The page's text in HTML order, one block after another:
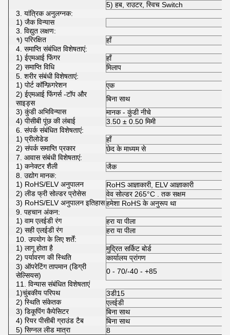
5) हब, राउटर, स्विच Switch
3. यांत्रिक अनुलग्नक:
1) जैक विन्यास
3. विद्युत लक्षण:
१) परिरक्षित
हाँ
4. समाप्ति संबंधित विशेषताएं:
1) ईएमआई फिंगर
हाँ
2) समाप्ति विधि
मिलाप
5. शरीर संबंधी विशेषताएं:
1) पोर्ट कॉन्फ़िगरेशन
एक
2) ईएमआई फिंगर्स -टॉप और
साइड्स
बिना साथ
3) कुंडी अभिविन्यास
मानक - कुंडी नीचे
4) पीसीबी पूंछ की लंबाई
3.50 ± 0.50 मिमी
6. संपर्क संबंधित विशेषताएं:
1) प्रीलोडेड
हाँ
2) संपर्क समाप्ति प्रकार
छेद के माध्यम से
7. आवास संबंधी विशेषताएं:
1) कनेक्टर शैली
जैक
8. उद्योग मानक:
1) RoHS/ELV अनुपालन
RoHS आज्ञाकारी, ELV आज्ञाकारी
2) लीड फ्री सोल्डर प्रोसेस
वेव सोल्डर 265°C . तक सक्षम
3) RoHS/ELV अनुपालन इतिहासहमेशा RoHS के अनुरूप था
9. पहचान अंकन:
1) वाम एलईडी रंग
हरा या पीला
2) सही एलईडी रंग
हरा या पीला
10. उपयोग के लिए शर्तें:
1) लागू होता है
मुद्रित सर्किट बोर्ड
2) पर्यावरण की स्थिति
कार्यालय प्रांगण
3) ऑपरेटिंग तापमान (डिग्री
सेल्सियस)
0 - 70/-40 - +85
11. विन्यास संबंधित विशेषताएं
1)चुंबकीय परिपथ
3डी15
2) स्थिति संकेतक
एलईडी
3) डिकूपिंग कैपेसिटर
बिना साथ
4) रियर पीसीबी ग्राउंड टैब
बिना साथ
5) सिग्नल लीड मात्रा
8